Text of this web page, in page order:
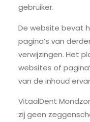
gebruiker.
De website bevat
pagina’s van
verwijzingen. Het
websites of
van de inhoud
VitaalDent
zij geen